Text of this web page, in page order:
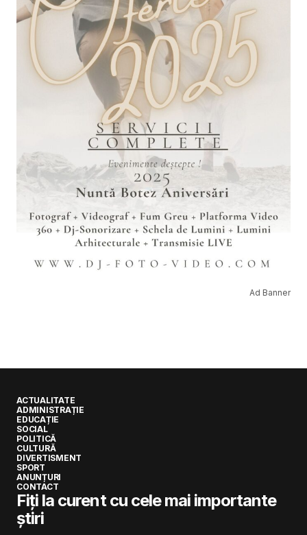
Ad Banner
ACTUALITATE
ADMINISTRAȚIE
EDUCAȚIE
SOCIAL
POLITICĂ
CULTURĂ
DIVERTISMENT
SPORT
ANUNȚURI
CONTACT
Fiți la curent cu cele mai importante
știri